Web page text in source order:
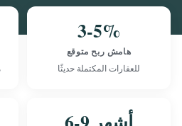
3-5%
هامش ربح متوقع
للعقارات المكتملة حديثًا